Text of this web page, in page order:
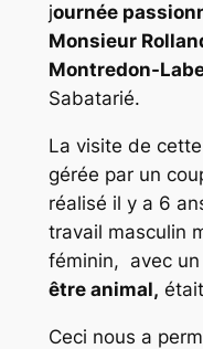
journée
Monsieur
Montredon-
Sabatarié.
La visite de
gérée par un
réalisé il y a 6
travail masculin
féminin, avec un
être animal,
Ceci nous a